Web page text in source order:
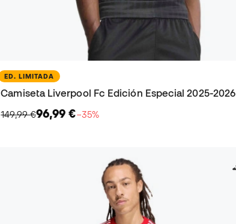
ED. LIMITADA
Camiseta Liverpool Fc Edición Especial 2025-2026
149,99 €96,99 €−35%